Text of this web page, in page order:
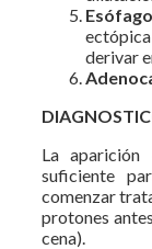
derivar
La
suficiente
comenzar
protones
cena).